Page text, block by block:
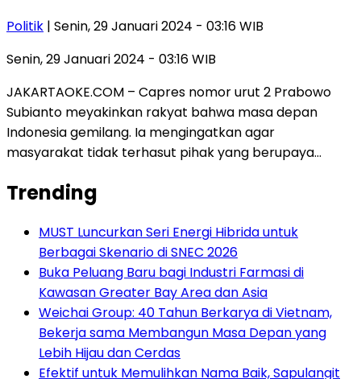
Politik | Senin, 29 Januari 2024 - 03:16 WIB
Senin, 29 Januari 2024 - 03:16 WIB
JAKARTAOKE.COM – Capres nomor urut 2 Prabowo
Subianto meyakinkan rakyat bahwa masa depan
Indonesia gemilang. Ia mengingatkan agar
masyarakat tidak terhasut pihak yang berupaya…
Trending
MUST Luncurkan Seri Energi Hibrida untuk
Berbagai Skenario di SNEC 2026
Buka Peluang Baru bagi Industri Farmasi di
Kawasan Greater Bay Area dan Asia
Weichai Group: 40 Tahun Berkarya di Vietnam,
Bekerja sama Membangun Masa Depan yang
Lebih Hijau dan Cerdas
Efektif untuk Memulihkan Nama Baik, Sapulangit